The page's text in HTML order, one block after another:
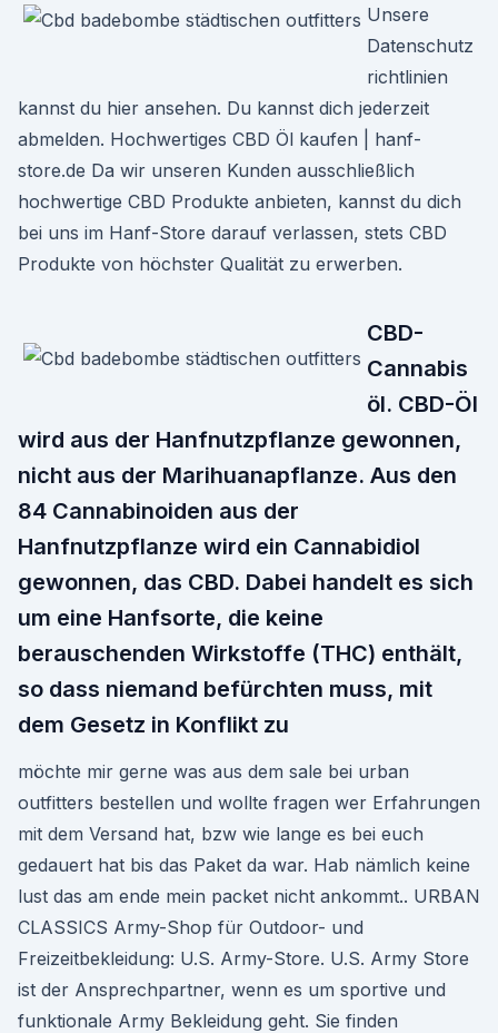
Unsere
Datenschutz
richtlinien
kannst du hier ansehen. Du kannst dich jederzeit
abmelden. Hochwertiges CBD Öl kaufen | hanf-
store.de Da wir unseren Kunden ausschließlich
hochwertige CBD Produkte anbieten, kannst du dich
bei uns im Hanf-Store darauf verlassen, stets CBD
Produkte von höchster Qualität zu erwerben.
CBD-
Cannabis
öl. CBD-Öl
wird aus der Hanfnutzpflanze gewonnen,
nicht aus der Marihuanapflanze. Aus den
84 Cannabinoiden aus der
Hanfnutzpflanze wird ein Cannabidiol
gewonnen, das CBD. Dabei handelt es sich
um eine Hanfsorte, die keine
berauschenden Wirkstoffe (THC) enthält,
so dass niemand befürchten muss, mit
dem Gesetz in Konflikt zu
möchte mir gerne was aus dem sale bei urban
outfitters bestellen und wollte fragen wer Erfahrungen
mit dem Versand hat, bzw wie lange es bei euch
gedauert hat bis das Paket da war. Hab nämlich keine
lust das am ende mein packet nicht ankommt.. URBAN
CLASSICS Army-Shop für Outdoor- und
Freizeitbekleidung: U.S. Army-Store. U.S. Army Store
ist der Ansprechpartner, wenn es um sportive und
funktionale Army Bekleidung geht. Sie finden